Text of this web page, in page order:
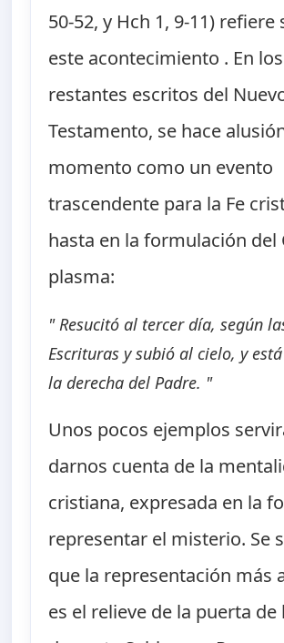
50-52, y Hch 1, 9-11) refiere
este acontecimiento . En los
restantes escritos del
Testamento, se hace
momento como un evento
trascendente para la Fe
hasta en la formulación del
plasma:
" Resucitó al tercer día, según
Escrituras y subió al cielo, y
la derecha del Padre. "
Unos pocos ejemplos
darnos cuenta de la
cristiana, expresada en la
representar el misterio. Se
que la representación más
es el relieve de la puerta de